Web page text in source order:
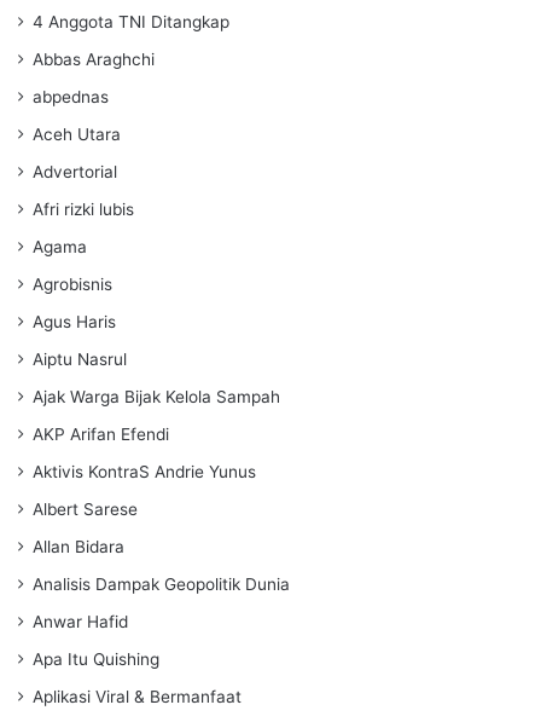
4 Anggota TNI Ditangkap
Abbas Araghchi
abpednas
Aceh Utara
Advertorial
Afri rizki lubis
Agama
Agrobisnis
Agus Haris
Aiptu Nasrul
Ajak Warga Bijak Kelola Sampah
AKP Arifan Efendi
Aktivis KontraS Andrie Yunus
Albert Sarese
Allan Bidara
Analisis Dampak Geopolitik Dunia
Anwar Hafid
Apa Itu Quishing
Aplikasi Viral & Bermanfaat